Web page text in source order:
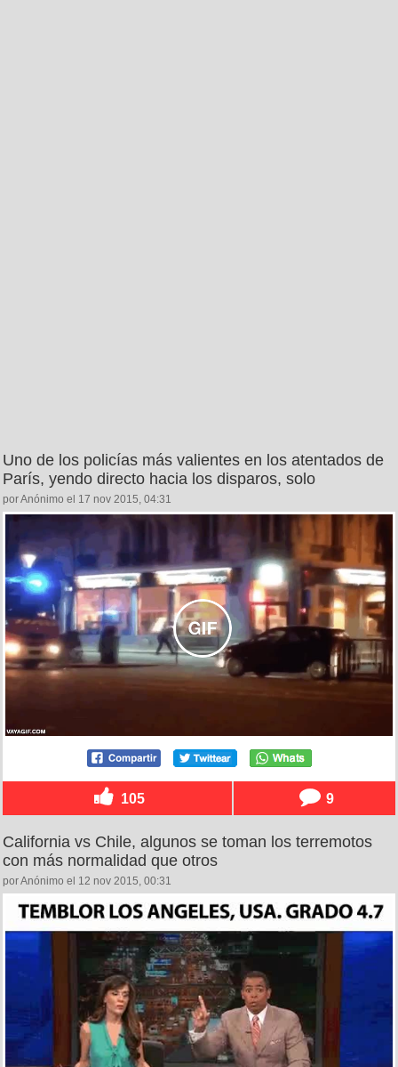
Uno de los policías más valientes en los atentados de
París, yendo directo hacia los disparos, solo
por Anónimo el 17 nov 2015, 04:31
105 9
California vs Chile, algunos se toman los terremotos
con más normalidad que otros
por Anónimo el 12 nov 2015, 00:31